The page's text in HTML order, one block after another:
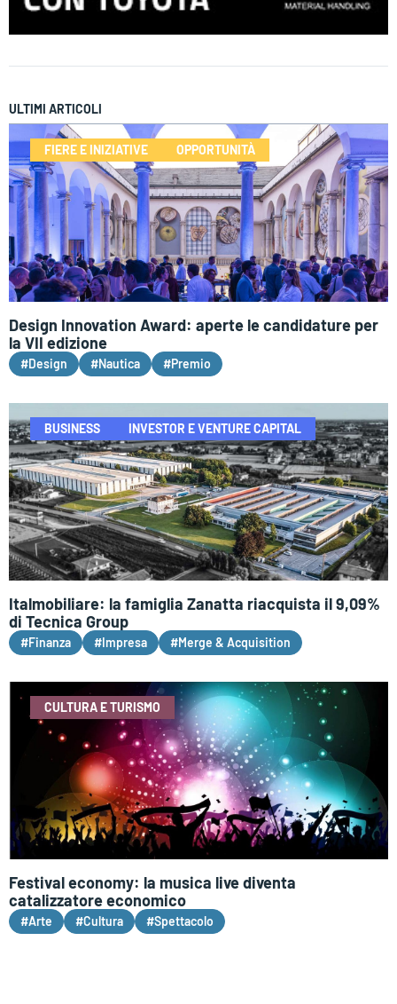
ULTIMI ARTICOLI
FIERE E INIZIATIVE OPPORTUNITÀ
Design Innovation Award: aperte le candidature per
la VII edizione
#Design #Nautica #Premio
BUSINESS INVESTOR E VENTURE CAPITAL
Italmobiliare: la famiglia Zanatta riacquista il 9,09%
di Tecnica Group
#Finanza #Impresa #Merge & Acquisition
CULTURA E TURISMO
Festival economy: la musica live diventa
catalizzatore economico
#Arte #Cultura #Spettacolo